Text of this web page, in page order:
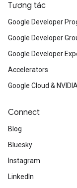
Tương tác
Google Developer
Google Developer
Google Developer
Accelerators
Google Cloud & NVIDIA
Connect
Blog
Bluesky
Instagram
LinkedIn